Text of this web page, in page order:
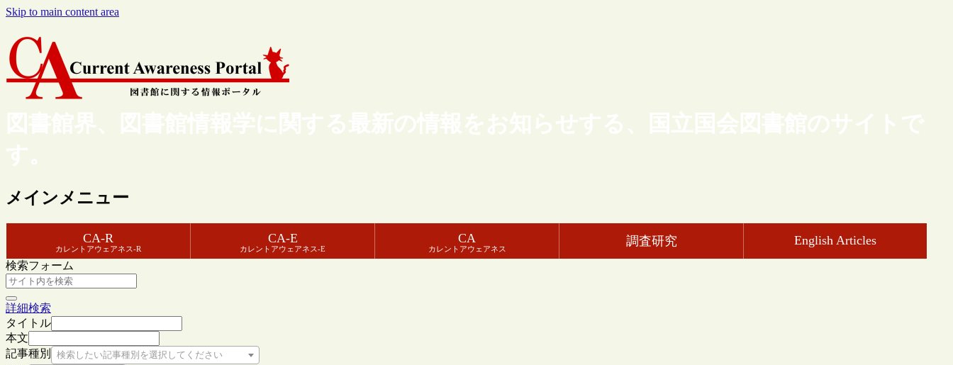
Skip to main content area
図書館界、図書館情報学に関する最新の情報をお知らせする、国立国会図書館のサイトで
す。
メインメニュー
CA-R
カレントアウェアネス-R
CA-E
カレントアウェアネス-E
CA
カレントアウェアネス
調査研究 English Articles
検索フォーム
詳細検索
タイトル
本文
記事種別
検索したい記事種別を選択してください